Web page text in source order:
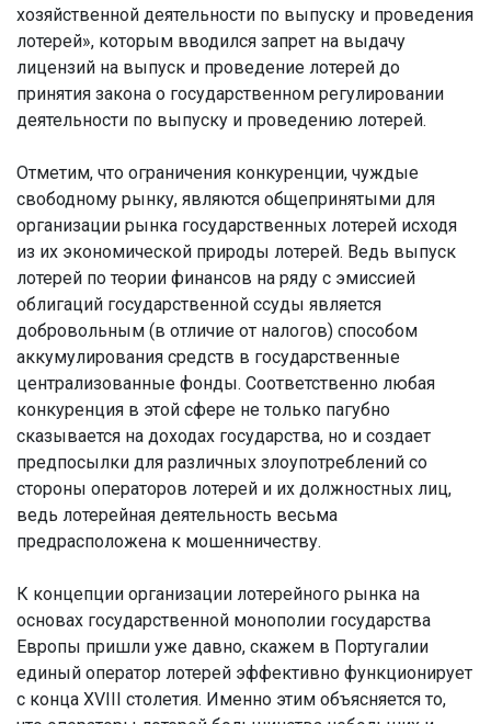
хозяйственной деятельности по выпуску и проведения
лотерей», которым вводился запрет на выдачу
лицензий на выпуск и проведение лотерей до
принятия закона о государственном регулировании
деятельности по выпуску и проведению лотерей.
Отметим, что ограничения конкуренции, чуждые
свободному рынку, являются общепринятыми для
организации рынка государственных лотерей исходя
из их экономической природы лотерей. Ведь выпуск
лотерей по теории финансов на ряду с эмиссией
облигаций государственной ссуды является
добровольным (в отличие от налогов) способом
аккумулирования средств в государственные
централизованные фонды. Соответственно любая
конкуренция в этой сфере не только пагубно
сказывается на доходах государства, но и создает
предпосылки для различных злоупотреблений со
стороны операторов лотерей и их должностных лиц,
ведь лотерейная деятельность весьма
предрасположена к мошенничеству.
К концепции организации лотерейного рынка на
основах государственной монополии государства
Европы пришли уже давно, скажем в Португалии
единый оператор лотерей эффективно функционирует
с конца XVIII столетия. Именно этим объясняется то,